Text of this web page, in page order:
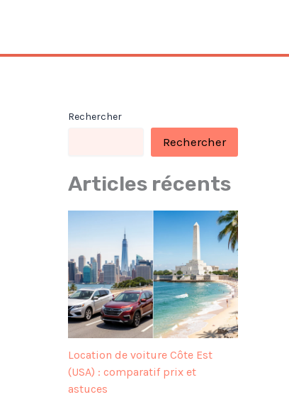
Rechercher
Rechercher
Articles récents
Location de voiture Côte Est
(USA) : comparatif prix et
astuces